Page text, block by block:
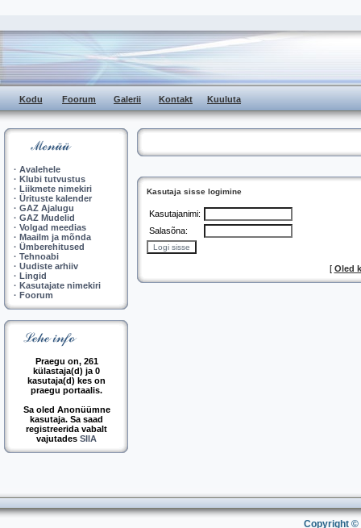
Kodu Foorum Galerii Kontakt Kuuluta
· Avalehele
· Klubi tutvustus
· Liikmete nimekiri
· Ürituste kalender
· GAZ Ajalugu
· GAZ Mudelid
· Volgad meedias
· Maailm ja mõnda
· Ümberehitused
· Tehnoabi
· Uudiste arhiiv
· Lingid
· Kasutajate nimekiri
· Foorum
Praegu on, 261
külastaja(d) ja 0
kasutaja(d) kes on
praegu portaalis.
Sa oled Anonüümne
kasutaja. Sa saad
registreerida vabalt
vajutades SIIA
Kasutaja sisse logimine
Kasutajanimi:
Salasõna:
[ Oled
Copyright ©